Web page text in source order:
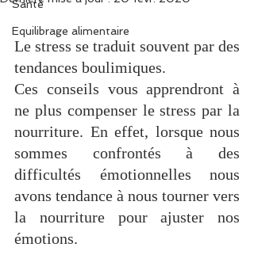
Santé
Equilibrage alimentaire
Le stress se traduit souvent par des
tendances boulimiques.
Ces conseils vous apprendront à
ne plus compenser le stress par la
nourriture. En effet, lorsque nous
sommes confrontés à des
difficultés émotionnelles nous
avons tendance à nous tourner vers
la nourriture pour ajuster nos
émotions.